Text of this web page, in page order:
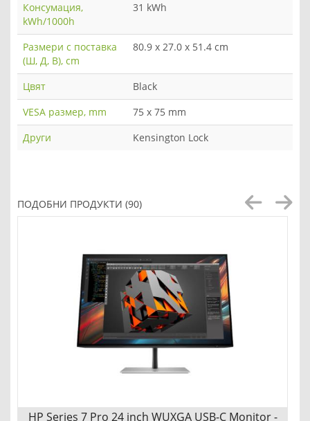
Консумация,
kWh/1000h
31 kWh
Размери с поставка
(Ш, Д, В), cm
80.9 x 27.0 x 51.4 cm
Цвят
Black
VESA размер, mm
75 x 75 mm
Други
Kensington Lock
ПОДОБНИ ПРОДУКТИ (90)
HP Series 7 Pro 24 inch WUXGA USB-C Monitor -